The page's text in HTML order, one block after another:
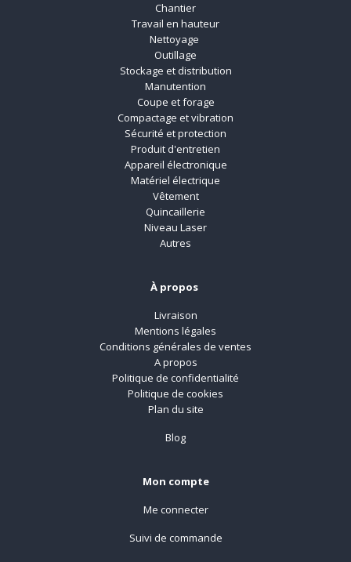
Chantier
Travail en hauteur
Nettoyage
Outillage
Stockage et distribution
Manutention
Coupe et forage
Compactage et vibration
Sécurité et protection
Produit d'entretien
Appareil électronique
Matériel électrique
Vêtement
Quincaillerie
Niveau Laser
Autres
À propos
Livraison
Mentions légales
Conditions générales de ventes
A propos
Politique de confidentialité
Politique de cookies
Plan du site
Blog
Mon compte
Me connecter
Suivi de commande